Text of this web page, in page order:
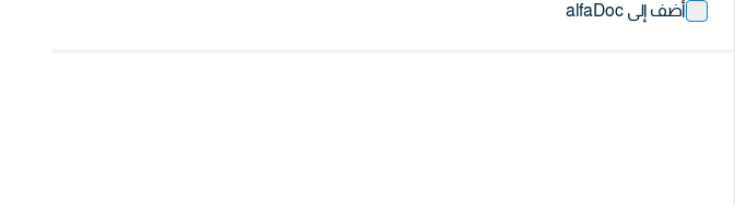
أضف إلى alfaDoc